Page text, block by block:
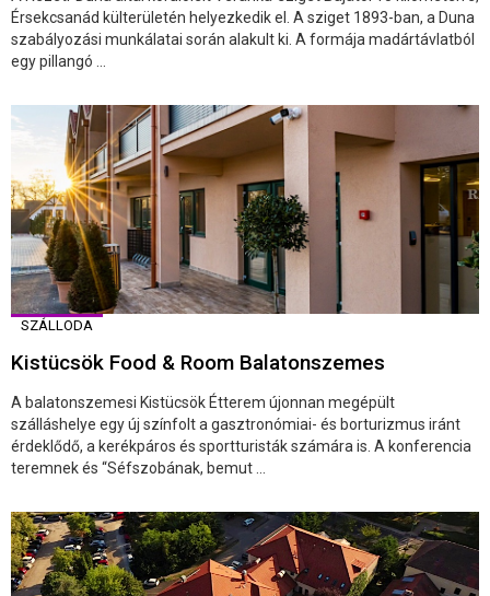
Érsekcsanád külterületén helyezkedik el. A sziget 1893-ban, a Duna
szabályozási munkálatai során alakult ki. A formája madártávlatból
egy pillangó ...
SZÁLLODA
Kistücsök Food & Room Balatonszemes
A balatonszemesi Kistücsök Étterem újonnan megépült
szálláshelye egy új színfolt a gasztronómiai- és borturizmus iránt
érdeklődő, a kerékpáros és sportturisták számára is. A konferencia
teremnek és “Séfszobának, bemut ...